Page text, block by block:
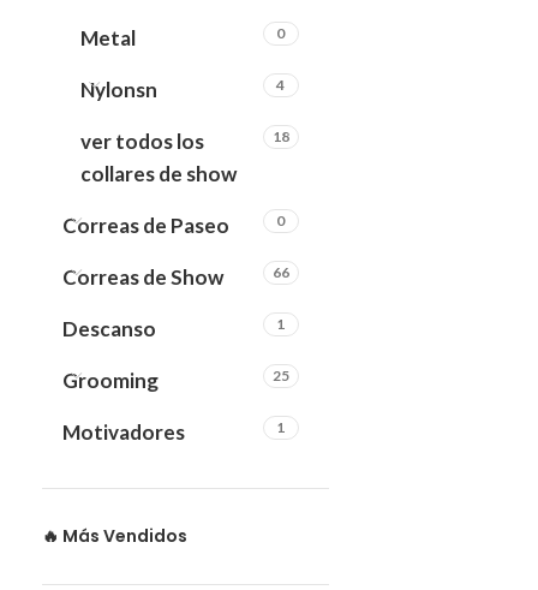
Metal 0
Nylonsn 4
ver todos los
collares de show
18
Correas de Paseo 0
Correas de Show 66
Descanso 1
Grooming 25
Motivadores 1
🔥 Más Vendidos